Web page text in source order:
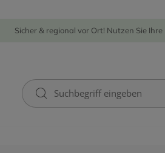
Sicher & regional vor Ort! Nutzen Sie